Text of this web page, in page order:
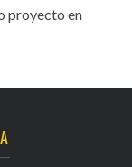
proyecto en